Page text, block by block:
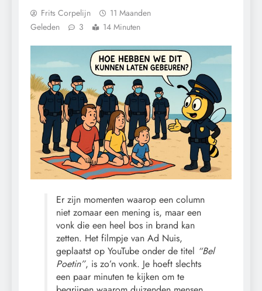
Frits Corpelijn
11 Maanden
Geleden
3 14 Minuten
Er zijn momenten waarop een column
niet zomaar een mening is, maar een
vonk die een heel bos in brand kan
zetten. Het filmpje van Ad Nuis,
geplaatst op YouTube onder de titel “Bel
Poetin”, is zo’n vonk. Je hoeft slechts
een paar minuten te kijken om te